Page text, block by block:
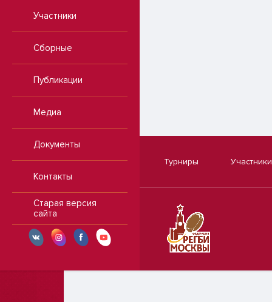
Участники
Сборные
Публикации
Медиа
Документы
Контакты
Старая версия
сайта
Турниры Участники